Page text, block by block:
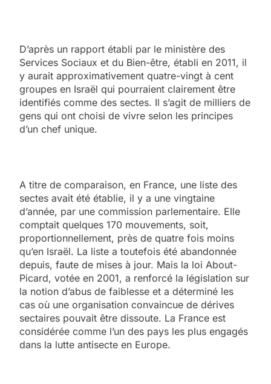
D’après un rapport établi par le ministère des
Services Sociaux et du Bien-être, établi en 2011, il
y aurait approximativement quatre-vingt à cent
groupes en Israël qui pourraient clairement être
identifiés comme des sectes. Il s’agit de milliers de
gens qui ont choisi de vivre selon les principes
d’un chef unique.
A titre de comparaison, en France, une liste des
sectes avait été établie, il y a une vingtaine
d’année, par une commission parlementaire. Elle
comptait quelques 170 mouvements, soit,
proportionnellement, près de quatre fois moins
qu’en Israël. La liste a toutefois été abandonnée
depuis, faute de mises à jour. Mais la loi About-
Picard, votée en 2001, a renforcé la législation sur
la notion d’abus de faiblesse et a déterminé les
cas où une organisation convaincue de dérives
sectaires pouvait être dissoute. La France est
considérée comme l’un des pays les plus engagés
dans la lutte antisecte en Europe.